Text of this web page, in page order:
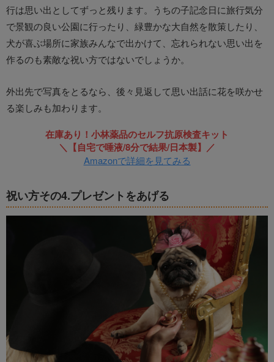
行は思い出としてずっと残ります。うちの子記念日に旅行気分
で景観の良い公園に行ったり、緑豊かな大自然を散策したり、
犬が喜ぶ場所に家族みんなで出かけて、忘れられない思い出を
作るのも素敵な祝い方ではないでしょうか。
外出先で写真をとるなら、後々見返して思い出話に花を咲かせ
る楽しみも加わります。
在庫あり！小林薬品のセルフ抗原検査キット
＼【自宅で唾液/8分で結果/日本製】／
Amazonで詳細を見てみる
祝い方その4.プレゼントをあげる